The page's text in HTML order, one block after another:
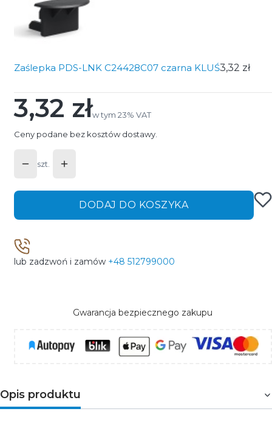
Zaślepka PDS-LNK C24428C07 czarna KLUŚ3,32 zł
Cena
3,32 złw tym 23% VAT
w tym 23% VAT
Ceny podane bez kosztów dostawy.
szt.
DODAJ DO KOSZYKA
lub zadzwoń i zamów +48 512799000
Gwarancja bezpiecznego zakupu
Opis produktu